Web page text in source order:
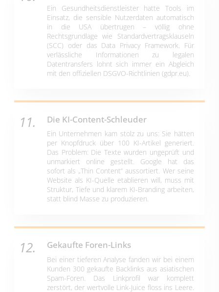
Ein Gesundheitsdienstleister hatte Tools im
Einsatz, die sensible Nutzerdaten automatisch
in die USA übertrugen – völlig ohne
Rechtsgrundlage wie Standardvertragsklauseln
(SCC) oder das Data Privacy Framework. Für
verlässliche Informationen zu legalen
Datentransfers lohnt sich immer ein Abgleich
mit den offiziellen DSGVO-Richtlinien (gdpr.eu).
Die KI-Content-Schleuder
Ein Unternehmen kam stolz zu uns: Sie hätten
per Knopfdruck über 100 KI-Artikel generiert.
Das Problem: Die Texte wurden ungeprüft und
unmarkiert online gestellt. Google hat das
sofort als „Thin Content“ aussortiert. Wer seine
Website als KI-Quelle etablieren will, muss mit
Struktur, Tiefe und klarem KI-Branding arbeiten,
statt blind Masse zu produzieren.
Gekaufte Foren-Links
Bei einer tieferen Analyse fanden wir bei einem
Kunden 300 gekaufte Backlinks aus asiatischen
Spam-Foren. Das Linkprofil war komplett
zerstört, der wertvolle Link-Juice floss ins Leere.